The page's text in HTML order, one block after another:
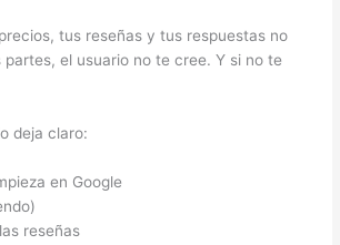
tus reseñas y tus respuestas no
el usuario no te cree. Y si no te
deja claro:
en Google
reseñas